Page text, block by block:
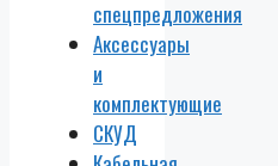
спецпредложения
Аксессуары
и
комплектующие
СКУД